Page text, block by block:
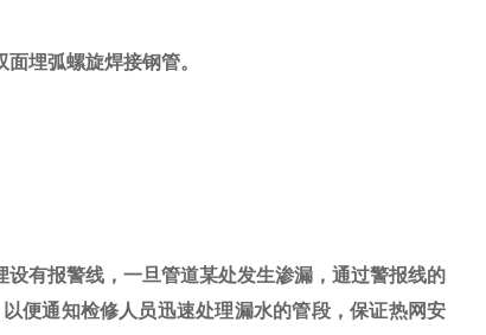
埋弧螺旋焊接钢管。
有报警线，一旦管道某处发生渗漏，通过警报线的
便通知检修人员迅速处理漏水的管段，保证热网安